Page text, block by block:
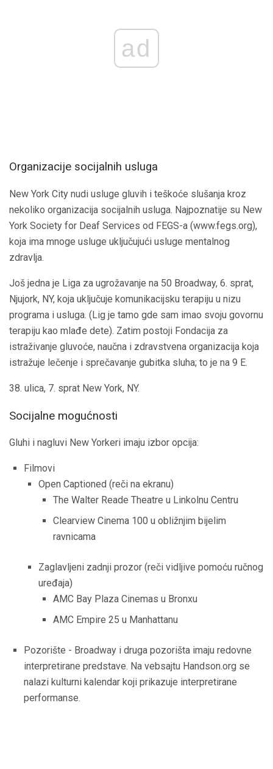
ad
Organizacije socijalnih usluga
New York City nudi usluge gluvih i teškoće slušanja kroz
nekoliko organizacija socijalnih usluga. Najpoznatije su New
York Society for Deaf Services od FEGS-a (www.fegs.org),
koja ima mnoge usluge uključujući usluge mentalnog
zdravlja.
Još jedna je Liga za ugrožavanje na 50 Broadway, 6. sprat,
Njujork, NY, koja uključuje komunikacijsku terapiju u nizu
programa i usluga. (Lig je tamo gde sam imao svoju govornu
terapiju kao mlađe dete). Zatim postoji Fondacija za
istraživanje gluvoće, naučna i zdravstvena organizacija koja
istražuje lečenje i sprečavanje gubitka sluha; to je na 9 E.
38. ulica, 7. sprat New York, NY.
Socijalne mogućnosti
Gluhi i nagluvi New Yorkeri imaju izbor opcija:
Filmovi
Open Captioned (reči na ekranu)
The Walter Reade Theatre u Linkolnu Centru
Clearview Cinema 100 u obližnjim bijelim
ravnicama
Zaglavljeni zadnji prozor (reči vidljive pomoću ručnog
uređaja)
AMC Bay Plaza Cinemas u Bronxu
AMC Empire 25 u Manhattanu
Pozorište - Broadway i druga pozorišta imaju redovne
interpretirane predstave. Na vebsajtu Handson.org se
nalazi kulturni kalendar koji prikazuje interpretirane
performanse.